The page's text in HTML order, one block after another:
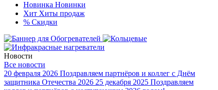
Новинка Новинки
Хит Хиты продаж
% Скидки
Новости
Все новости
20 февраля 2026 Поздравляем партнёров и коллег с Днём
защитника Отечества 2026 25 декабря 2025 Поздравляем